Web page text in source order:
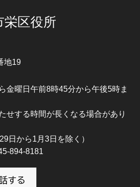
栄区役所
地19
金曜日午前8時45分から午後5時ま
せする時間が長くなる場合があり
日から1月3日を除く）
894-8181